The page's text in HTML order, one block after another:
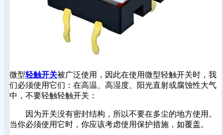
微型轻触开关被广泛使用，因此在使用微型轻触开关时，我
们必须使用它们：在高温、高湿度、阳光直射或腐蚀性大气
中，不要轻触轻触开关：
因为开关没有密封结构，所以不要在多尘的地方使用。
当你必须使用它时，你应该考虑使用保护措施，如覆盖。